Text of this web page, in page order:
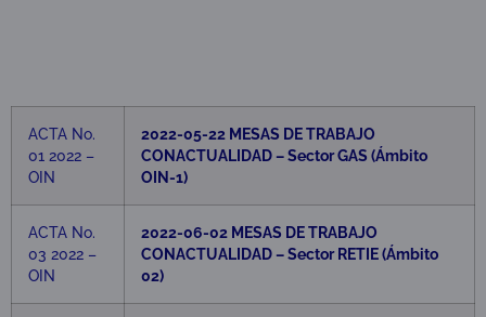
ACTA No.
01 2022 –
OIN
2022-05-22 MESAS DE TRABAJO
CONACTUALIDAD – Sector GAS (Ámbito
OIN-1)
ACTA No.
03 2022 –
OIN
2022-06-02 MESAS DE TRABAJO
CONACTUALIDAD – Sector RETIE (Ámbito
02)